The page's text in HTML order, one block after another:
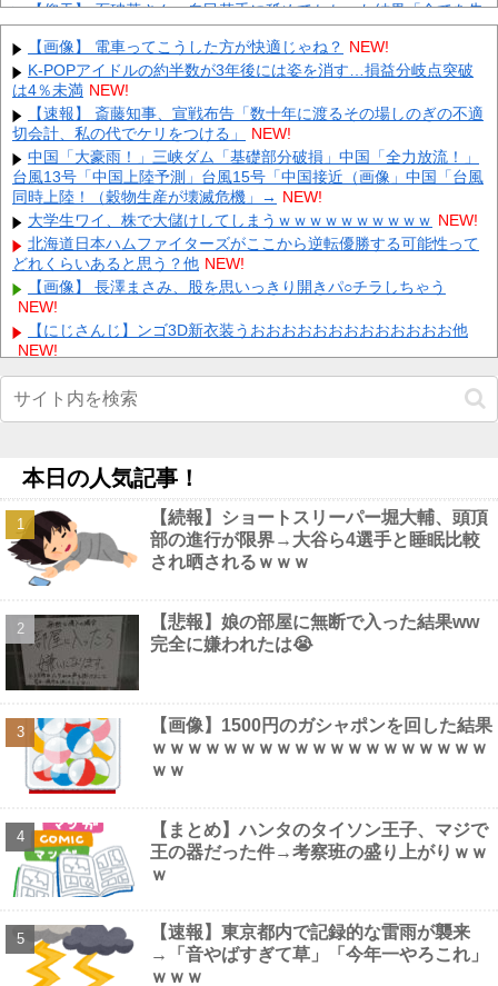
【仰天】 石破茂さん、自民若手に舐めてかかった結果「全てを失
うｗｗｗｗｗ」 NEW!
江別リンチ犯「立って謝罪は本気じゃない」 裁判官「ほな裁判で
土下座してないキミは本気じゃないな」 NEW!
ディズニーからの帰り道。夫「息子連れて離れろ！あと警察に通
報！」私「助けて！」駅員「どうしました！？」→トンデモナイこ
と... NEW!
【画像】 すでにメスの体つきになったいもうと NEW!
彫り師歴23年「タトゥー入れてる奴は99％バカです」「バカは
5000円が好き」無断キャンセル、挨拶できない、金がない…
客... NEW!
Powered by livedoor 相互RSS
【画像】 電車ってこうした方が快適じゃね？ NEW!
K-POPアイドルの約半数が3年後には姿を消す…損益分岐点突破
は4％未満 NEW!
【速報】 斎藤知事、宣戦布告「数十年に渡るその場しのぎの不適
切会計、私の代でケリをつける」
NEW!
中国「大豪雨！」三峡ダム「基礎部分破損」中国「全力放流！」
台風13号「中国上陸予測」台風15号「中国接近（画像」中国「台風
同時上陸！（穀物生産が壊滅危機」→ NEW!
大学生ワイ、株で大儲けしてしまうｗｗｗｗｗｗｗｗｗｗ NEW!
北海道日本ハムファイターズがここから逆転優勝する可能性って
どれくらいあると思う？他 NEW!
【画像】 長澤まさみ、股を思いっきり開きパ○チラしちゃう
NEW!
【にじさんじ】ンゴ3D新衣装うおおおおおおおおおおおおお他
NEW!
【画像】 外人女子さん、Tバック尻を堂々と見せつけてしまうｗ
ｗｗｗｗｗ NEW!
イオン爆発「車で来てるから戻るしかない」避難後に館内へ…現
熊本地震支援に米軍が救援物資を輸送、KC-130輸送機が飲料水約
16トンを空輸！他 NEW!
【画像】 すでにメスの体つきになったいもうと NEW!
スレッズ民「ここのローソンの店長マジでヤバい！こんなコンビ
ニ二度と行かない！」とブチギレ→被害者アピするも「ヤバイのは
お前だよ」とツッコミ殺到ｗｗｗｗｗｗｗ他
【画像】 童顔すぎる女子アナさん、まさかの温泉レポートが話題
騒然となってしまうｗｗｗｗｗｗ NEW!
Powered by livedoor 相互RSS
本日の人気記事！
【続報】ショートスリーパー堀大輔、頭頂
部の進行が限界→大谷ら4選手と睡眠比較
され晒されるｗｗｗ
【悲報】娘の部屋に無断で入った結果ww
完全に嫌われたは😭
【画像】1500円のガシャポンを回した結果
ｗｗｗｗｗｗｗｗｗｗｗｗｗｗｗｗｗｗｗ
ｗｗ
【まとめ】ハンタのタイソン王子、マジで
王の器だった件→考察班の盛り上がりｗｗ
ｗ
【速報】東京都内で記録的な雷雨が襲来
→「音やばすぎて草」「今年一やろこれ」
ｗｗｗ